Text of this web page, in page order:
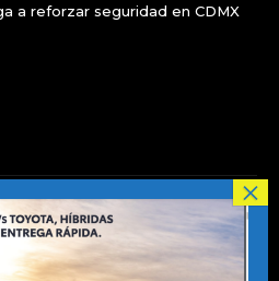
a reforzar seguridad en CDMX